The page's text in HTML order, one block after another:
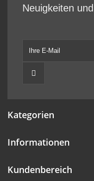
Neuigkeiten
Kategorien
Informationen
Kundenbereich